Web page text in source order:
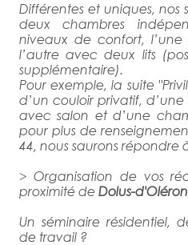
Différentes et uniques, nos
deux chambres
niveaux de confort,
l’autre avec deux lits
supplémentaire).
Pour exemple, la suite
d’un couloir privatif, d’une
avec salon et d’une
pour plus de
44, nous saurons répondre
> Organisation de vos
proximité de Dolus-d'Oléron
Un séminaire résidentiel,
de travail ?